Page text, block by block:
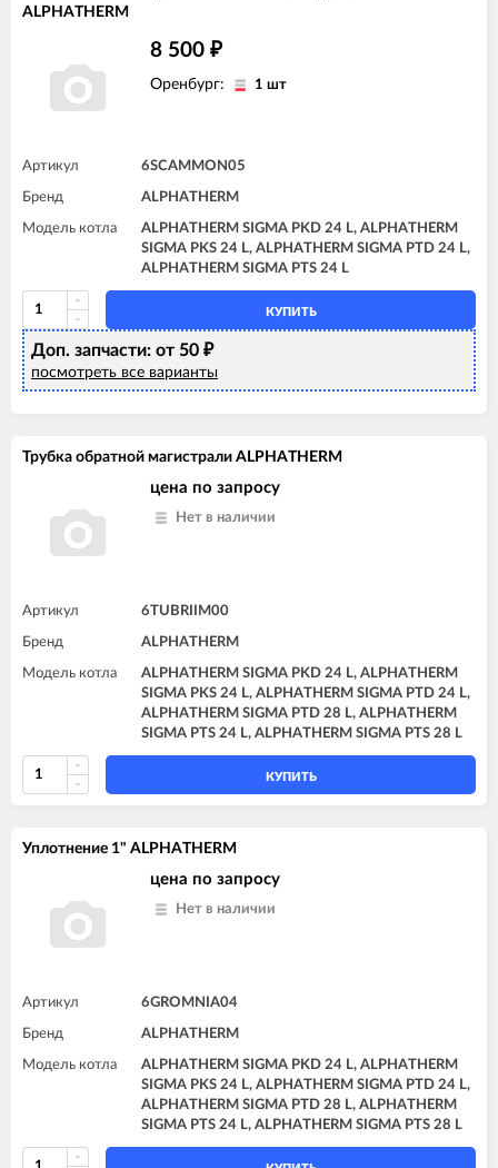
ALPHATHERM
8 500 ₽
Оренбург: 1 шт
Артикул 6SCAMMON05
Бренд ALPHATHERM
Модель котла
ALPHATHERM SIGMA PKD 24 L, ALPHATHERM
SIGMA PKS 24 L, ALPHATHERM SIGMA PTD 24 L,
ALPHATHERM SIGMA PTS 24 L
КУПИТЬ
Доп. запчасти: от 50 ₽
посмотреть все варианты
Трубка обратной магистрали ALPHATHERM
цена по запросу
Нет в наличии
Артикул 6TUBRIIM00
Бренд ALPHATHERM
Модель котла
ALPHATHERM SIGMA PKD 24 L, ALPHATHERM
SIGMA PKS 24 L, ALPHATHERM SIGMA PTD 24 L,
ALPHATHERM SIGMA PTD 28 L, ALPHATHERM
SIGMA PTS 24 L, ALPHATHERM SIGMA PTS 28 L
КУПИТЬ
Уплотнение 1" ALPHATHERM
цена по запросу
Нет в наличии
Артикул 6GROMNIA04
Бренд ALPHATHERM
Модель котла
ALPHATHERM SIGMA PKD 24 L, ALPHATHERM
SIGMA PKS 24 L, ALPHATHERM SIGMA PTD 24 L,
ALPHATHERM SIGMA PTD 28 L, ALPHATHERM
SIGMA PTS 24 L, ALPHATHERM SIGMA PTS 28 L